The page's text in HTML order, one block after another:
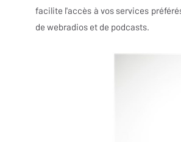
facilite l'accès à vos services
de webradios et de podcasts.